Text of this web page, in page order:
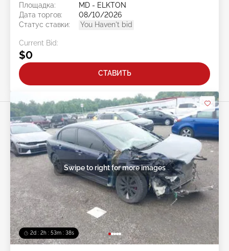
Площадка:
MD - ELKTON
Дата торгов:
08/10/2026
Статус ставки:
You Haven't bid
Current Bid:
$0
СТАВИТЬ
2d : 2h : 53m : 35s
Swipe to right for more images